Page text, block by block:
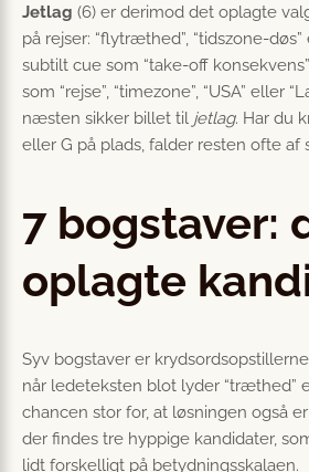
Jetlag (6) er derimod det oplagte
på rejser: “flytræthed”, “tidszone-
subtilt cue som “take-off
som “rejse”, “timezone”, “USA” eller
næsten sikker billet til jetlag. Har du
eller G på plads, falder resten ofte af
7 bogstaver:
oplagte
Syv bogstaver er
når ledeteksten blot lyder “træthed”
chancen stor for, at løsningen også
der findes tre hyppige kandidater,
lidt forskelligt på betydningsskalaen.